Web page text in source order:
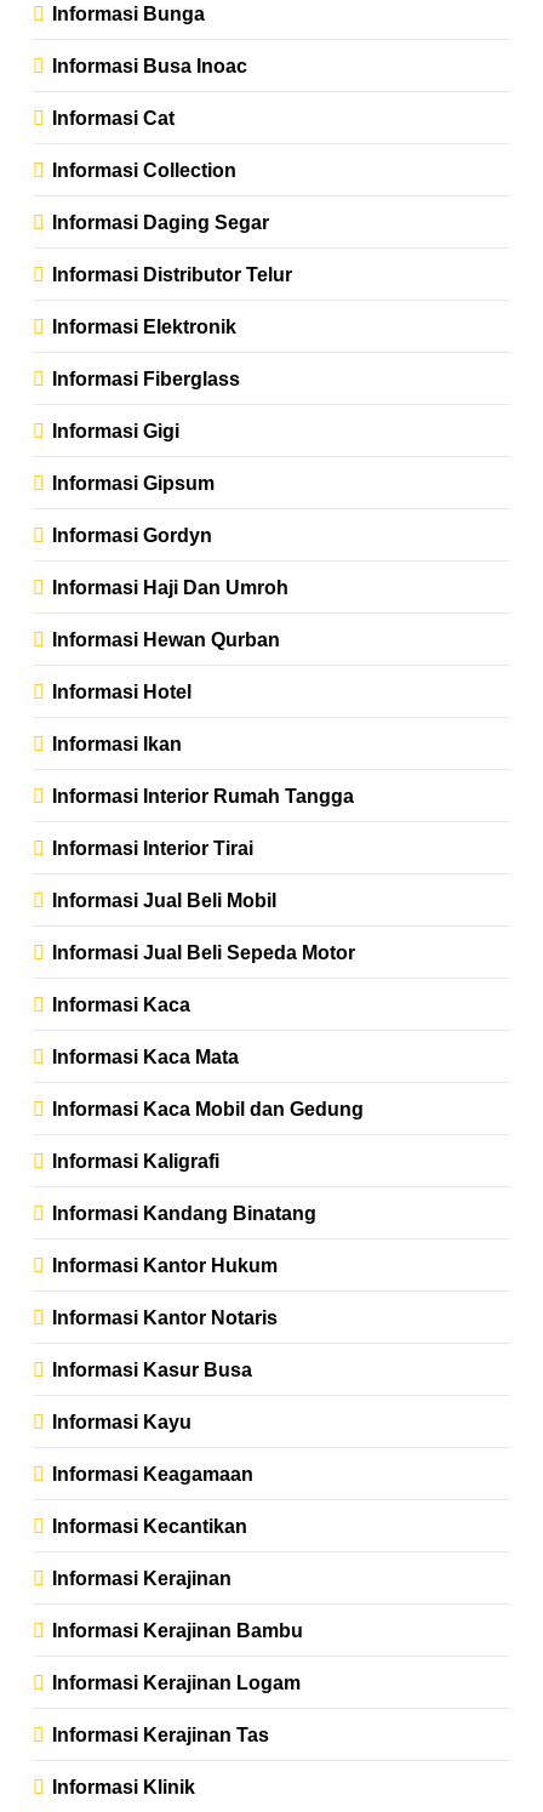
Informasi Bunga
Informasi Busa Inoac
Informasi Cat
Informasi Collection
Informasi Daging Segar
Informasi Distributor Telur
Informasi Elektronik
Informasi Fiberglass
Informasi Gigi
Informasi Gipsum
Informasi Gordyn
Informasi Haji Dan Umroh
Informasi Hewan Qurban
Informasi Hotel
Informasi Ikan
Informasi Interior Rumah Tangga
Informasi Interior Tirai
Informasi Jual Beli Mobil
Informasi Jual Beli Sepeda Motor
Informasi Kaca
Informasi Kaca Mata
Informasi Kaca Mobil dan Gedung
Informasi Kaligrafi
Informasi Kandang Binatang
Informasi Kantor Hukum
Informasi Kantor Notaris
Informasi Kasur Busa
Informasi Kayu
Informasi Keagamaan
Informasi Kecantikan
Informasi Kerajinan
Informasi Kerajinan Bambu
Informasi Kerajinan Logam
Informasi Kerajinan Tas
Informasi Klinik